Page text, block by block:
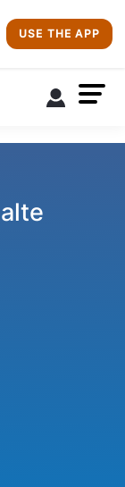
USE THE APP